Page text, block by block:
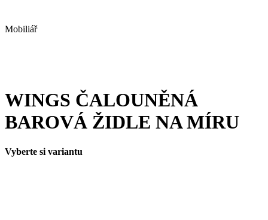
Mobiliář
WINGS ČALOUNĚNÁ
BAROVÁ ŽIDLE NA MÍRU
Vyberte si variantu